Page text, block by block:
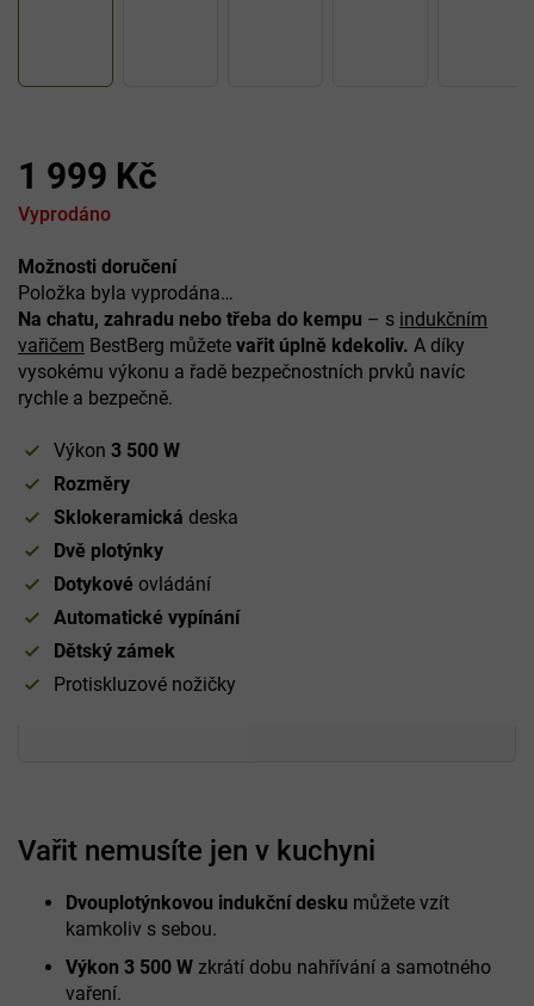
1 999 Kč
Měrná
cena:
Vyprodáno
Možnosti doručení
Položka byla vyprodána…
Na chatu, zahradu nebo třeba do kempu – s indukčním
vařičem BestBerg můžete vařit úplně kdekoliv. A díky
vysokému výkonu a řadě bezpečnostních prvků navíc
rychle a bezpečně.
Výkon 3 500 W
Rozměry
Sklokeramická deska
Dvě plotýnky
Dotykové ovládání
Automatické vypínání
Dětský zámek
Protiskluzové nožičky
Vařit nemusíte jen v kuchyni
Dvouplotýnkovou indukční desku můžete vzít
kamkoliv s sebou.
Výkon 3 500 W zkrátí dobu nahřívání a samotného
vaření.